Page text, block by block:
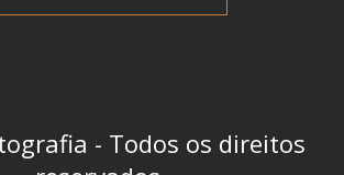
- Todos os direitos